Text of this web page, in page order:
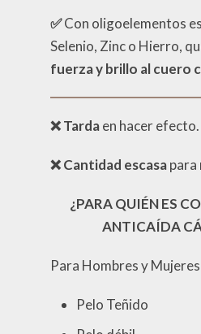
✅Con oligoelementos
Selenio, Zinc o Hierro,
fuerza y brillo al cuero
❌Tardaen hacer efecto.
❌Cantidad escasa
¿PARAQUIÉN ES
ANTICAÍDA
Para Hombres y
Pelo Teñido